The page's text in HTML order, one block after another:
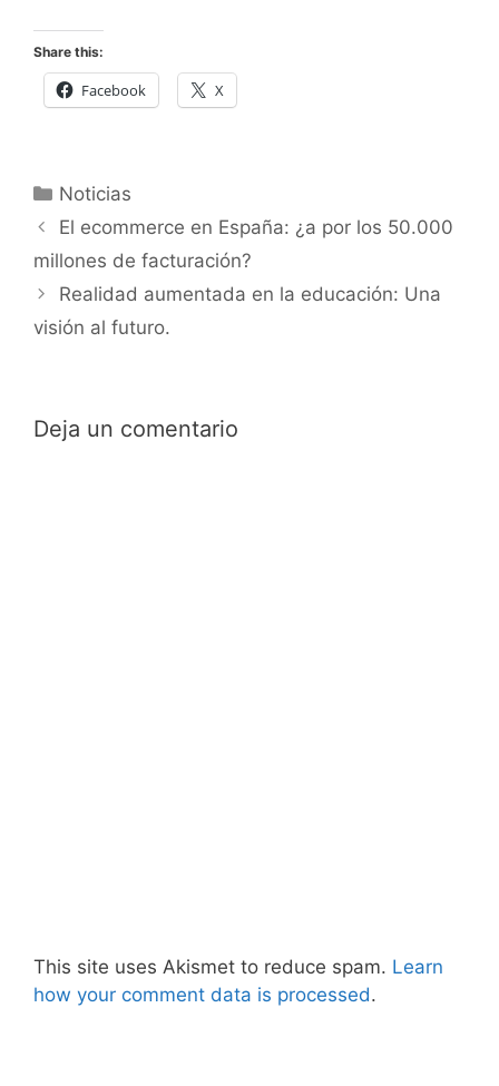
Share this:
Facebook X
Categorías
Noticias
El ecommerce en España: ¿a por los 50.000
millones de facturación?
Realidad aumentada en la educación: Una
visión al futuro.
Deja un comentario
This site uses Akismet to reduce spam. Learn
how your comment data is processed.